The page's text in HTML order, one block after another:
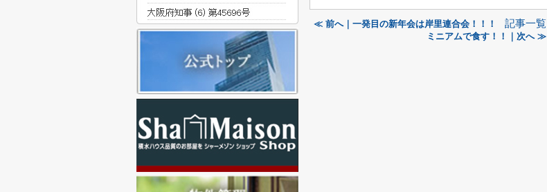
≪ 前へ｜一発目の新年会は岸里連合会！！！ 記事一覧
ミニアムで食す！！｜次へ ≫